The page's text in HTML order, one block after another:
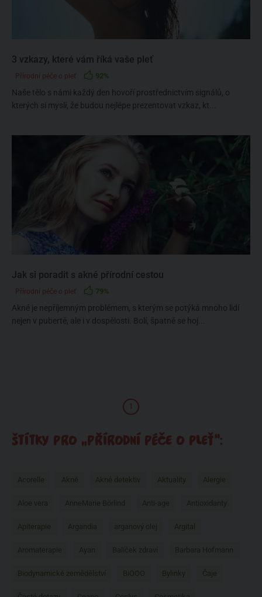
3 vzkazy, které vám říká vaše pleť
Přírodní péče o pleť 92%
Naše tělo s námi každý den hovoří prostřednictvím signálů, o
kterých si myslí, že budou nejlépe prezentovat vzkaz, kt...
Jak si poradit s akné přírodní cestou
Přírodní péče o pleť 79%
Akné je nepříjemným problémem, s kterým se potýká mnoho lidí
nejen v pubertě, ale i v dospělosti. Bolí, špatně se hoj...
1
ŠTÍTKY PRO „PŘÍRODNÍ PÉČE O PLEŤ“:
Acorelle Akné Akné detektiv Aktuality Alergie
Aloe vera AnneMarie Börlind Anti-age Antioxidanty
Apiterapie Argandia arganový olej Argital
Aromaterapie Ayan Balíček zdraví Barbara Hofmann
Biodynamické zemědělství BiOOO Bylinky Čaje